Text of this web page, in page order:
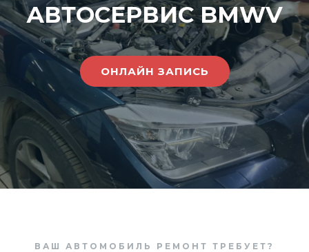
АВТОСЕРВИС BMWV
ОНЛАЙН ЗАПИСЬ
ВАШ АВТОМОБИЛЬ РЕМОНТ ТРЕБУЕТ?